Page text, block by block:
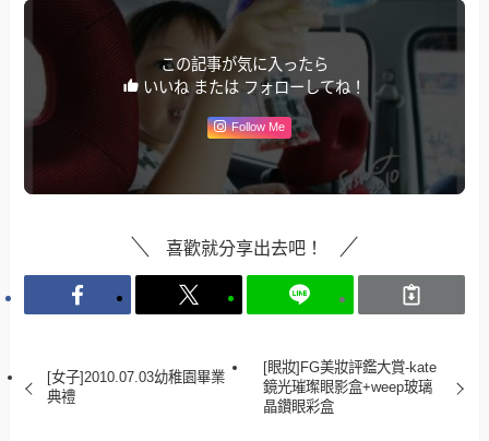
この記事が気に入ったら
いいね または フォローしてね！
Follow Me
喜歡就分享出去吧！
[女子]2010.07.03幼稚園畢業
典禮
[眼妝]FG美妝評鑑大賞-kate
鏡光璀璨眼影盒+weep玻璃
晶鑽眼彩盒